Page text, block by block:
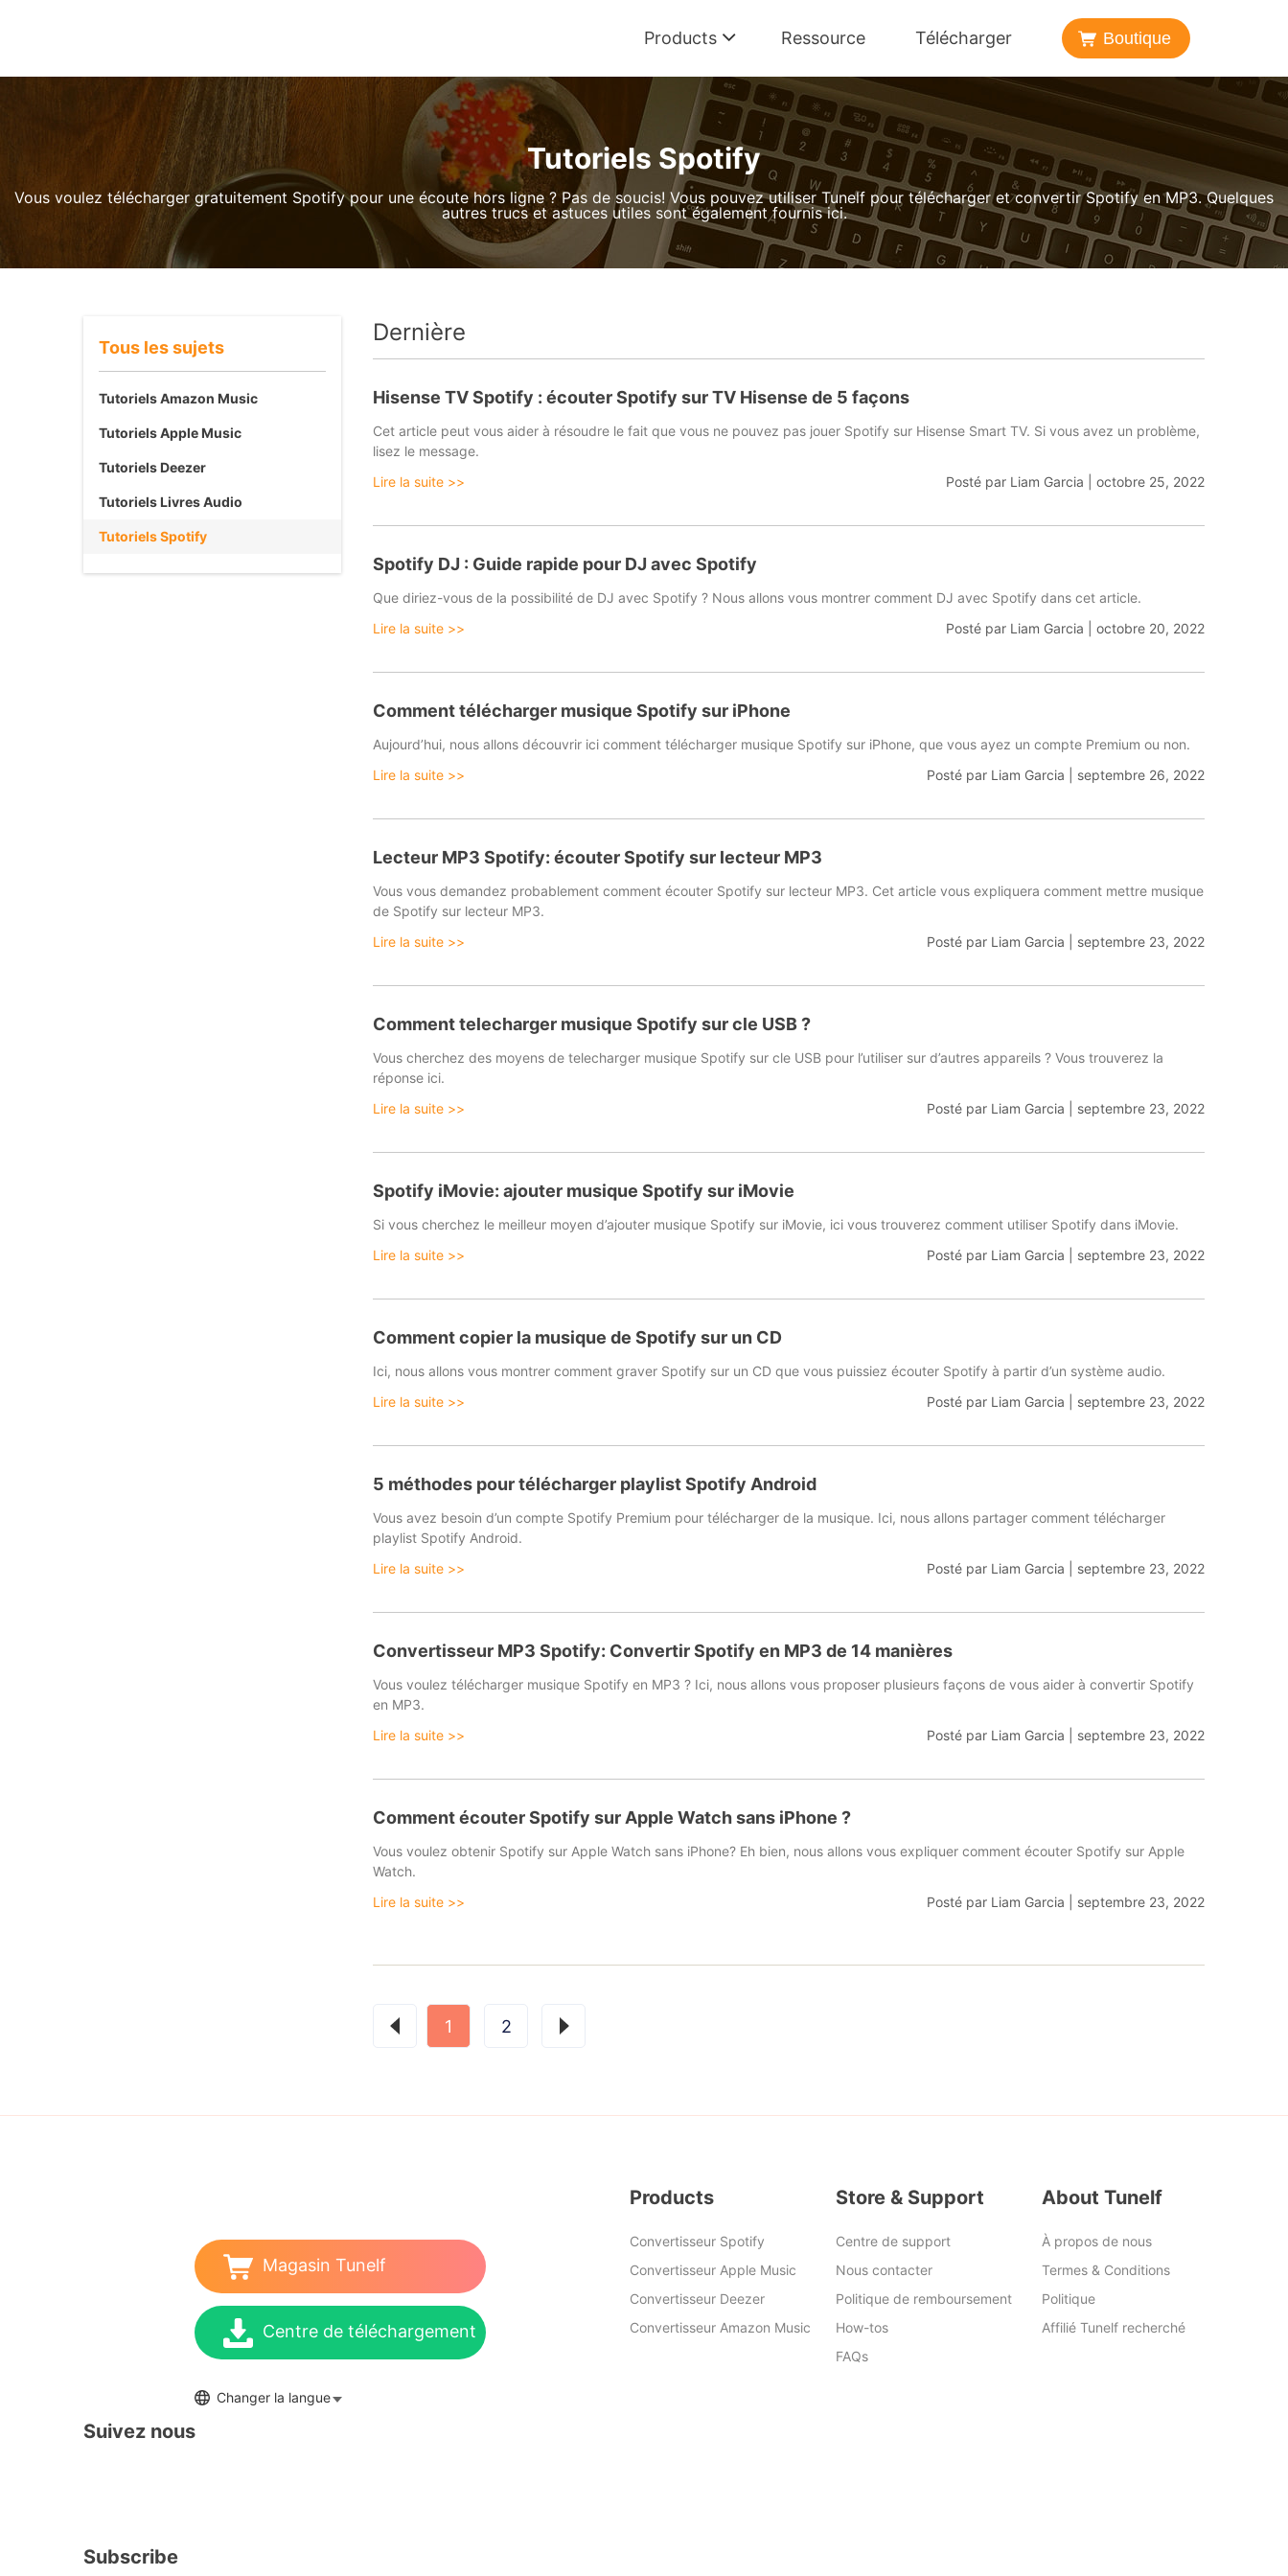
Products
Convertisseur Spotify
Convertir musicque Spotify en MP3
Convertisseur Apple Music
Convertir Apple Music en MP3
Convertisseur Amazon Music
Convertir Amazon Music en MP3
Ressource Télécharger Boutique
Tutoriels Spotify
Vous voulez télécharger gratuitement Spotify pour une écoute hors ligne ? Pas de soucis! Vous pouvez utiliser Tunelf pour télécharger et convertir Spotify en MP3. Quelques
autres trucs et astuces utiles sont également fournis ici.
Tous les sujets
Tutoriels Amazon Music
Tutoriels Apple Music
Tutoriels Deezer
Tutoriels Livres Audio
Tutoriels Spotify
Dernière
Hisense TV Spotify : écouter Spotify sur TV Hisense de 5 façons
Cet article peut vous aider à résoudre le fait que vous ne pouvez pas jouer Spotify sur Hisense Smart TV. Si vous avez un problème,
lisez le message.
Lire la suite >>
Posté par Liam Garcia octobre 25, 2022
Spotify DJ : Guide rapide pour DJ avec Spotify
Que diriez-vous de la possibilité de DJ avec Spotify ? Nous allons vous montrer comment DJ avec Spotify dans cet article.
Lire la suite >>
Posté par Liam Garcia octobre 20, 2022
Comment télécharger musique Spotify sur iPhone
Aujourd’hui, nous allons découvrir ici comment télécharger musique Spotify sur iPhone, que vous ayez un compte Premium ou non.
Lire la suite >>
Posté par Liam Garcia septembre 26, 2022
Lecteur MP3 Spotify: écouter Spotify sur lecteur MP3
Vous vous demandez probablement comment écouter Spotify sur lecteur MP3. Cet article vous expliquera comment mettre musique
de Spotify sur lecteur MP3.
Lire la suite >>
Posté par Liam Garcia septembre 23, 2022
Comment telecharger musique Spotify sur cle USB ?
Vous cherchez des moyens de telecharger musique Spotify sur cle USB pour l’utiliser sur d’autres appareils ? Vous trouverez la
réponse ici.
Lire la suite >>
Posté par Liam Garcia septembre 23, 2022
Spotify iMovie: ajouter musique Spotify sur iMovie
Si vous cherchez le meilleur moyen d’ajouter musique Spotify sur iMovie, ici vous trouverez comment utiliser Spotify dans iMovie.
Lire la suite >>
Posté par Liam Garcia septembre 23, 2022
Comment copier la musique de Spotify sur un CD
Ici, nous allons vous montrer comment graver Spotify sur un CD que vous puissiez écouter Spotify à partir d’un système audio.
Lire la suite >>
Posté par Liam Garcia septembre 23, 2022
5 méthodes pour télécharger playlist Spotify Android
Vous avez besoin d’un compte Spotify Premium pour télécharger de la musique. Ici, nous allons partager comment télécharger
playlist Spotify Android.
Lire la suite >>
Posté par Liam Garcia septembre 23, 2022
Convertisseur MP3 Spotify: Convertir Spotify en MP3 de 14 manières
Vous voulez télécharger musique Spotify en MP3 ? Ici, nous allons vous proposer plusieurs façons de vous aider à convertir Spotify
en MP3.
Lire la suite >>
Posté par Liam Garcia septembre 23, 2022
Comment écouter Spotify sur Apple Watch sans iPhone ?
Vous voulez obtenir Spotify sur Apple Watch sans iPhone? Eh bien, nous allons vous expliquer comment écouter Spotify sur Apple
Watch.
Lire la suite >>
Posté par Liam Garcia septembre 23, 2022
Pagination
des
publications
1 2
Magasin Tunelf
Centre de téléchargement
Changer la langue
Products
Convertisseur Spotify
Convertisseur Apple Music
Convertisseur Deezer
Convertisseur Amazon Music
Store & Support
Centre de support
Nous contacter
Politique de remboursement
How-tos
FAQs
About Tunelf
À propos de nous
Termes & Conditions
Politique
Affilié Tunelf recherché
Suivez nous
Subscribe